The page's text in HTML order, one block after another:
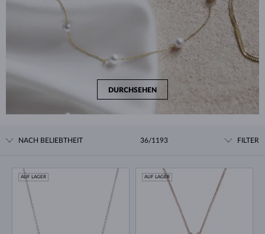
DURCHSEHEN
NACH BELIEBTHEIT 36/1193 FILTER
AUF LAGER AUF LAGER